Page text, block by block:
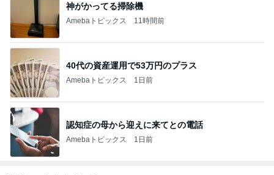
神がかってる掃除機
Amebaトピックス 11時間前
40代の資産運用で53万円のプラス
Amebaトピックス 1日前
認知症の母から迎えに来てとの電話
Amebaトピックス 1日前